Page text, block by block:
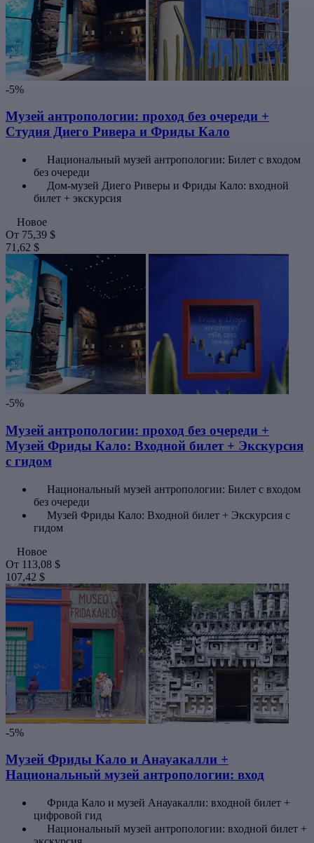
-5%
Музей антропологии: проход без очереди +
Студия Диего Ривера и Фриды Кало
Национальный музей антропологии: Билет с входом
без очереди
Дом-музей Диего Риверы и Фриды Кало: входной
билет + экскурсия
Новое
От 75,39 $
71,62 $
-5%
Музей антропологии: проход без очереди +
Музей Фриды Кало: Входной билет + Экскурсия
с гидом
Национальный музей антропологии: Билет с входом
без очереди
Музей Фриды Кало: Входной билет + Экскурсия с
гидом
Новое
От 113,08 $
107,42 $
-5%
Музей Фриды Кало и Анауакалли +
Национальный музей антропологии: вход
Фрида Кало и музей Анауакалли: входной билет +
цифровой гид
Национальный музей антропологии: входной билет +